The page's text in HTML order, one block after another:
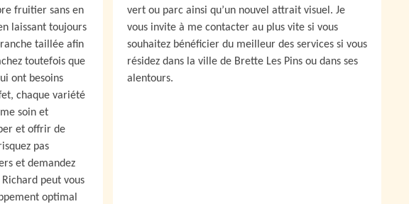
fruitier sans en
laissant toujours
taillée afin
toutefois que
ont besoins
chaque variété
soin et
et offrir de
pas
et demandez
Richard peut vous
optimal
vert ou parc ainsi qu’un nouvel attrait visuel. Je
vous invite à me contacter au plus vite si vous
souhaitez bénéficier du meilleur des services si vous
résidez dans la ville de Brette Les Pins ou dans ses
alentours.